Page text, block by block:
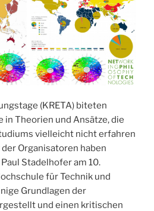
(KRETA) biteten
in Theorien und Ansätze, die
vielleicht nicht erfahren
Organisatoren haben
Stadelhofer am 10.
für Technik und
Grundlagen der
und einen kritischen